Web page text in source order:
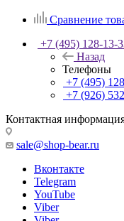
Сравнение
+7 (495) 128-13-
Назад
Телефоны
+7 (495)
+7 (926)
Контактная
sale@shop-bear.ru
Вконтакте
Telegram
YouTube
Viber